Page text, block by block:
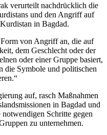
verurteilt nachdrücklich die
und den Angriff auf
in Bagdad.
von Angriff an, die auf
dem Geschlecht oder der
oder einer Gruppe basiert,
die Symbole und politischen
auf, rasch Maßnahmen
in Bagdad und
Schritte gegen
zu unternehmen.